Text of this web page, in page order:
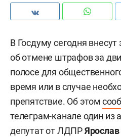
В Госдуму сегодня
об отмене штрафов за
полосе для
время или в случае
препятствие. Об этом
телеграм-канале один из
депутат от ЛДПР